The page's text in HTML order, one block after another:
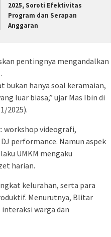
2025, Soroti Efektivitas
Program dan Serapan
Anggaran
pentingnya mengandalkan
bukan hanya soal keramaian,
luar biasa,” ujar Mas Ibin di
2025).
workshop videografi,
performance. Namun aspek
UMKM mengaku
harian.
kelurahan, serta para
Menurutnya, Blitar
warga dan